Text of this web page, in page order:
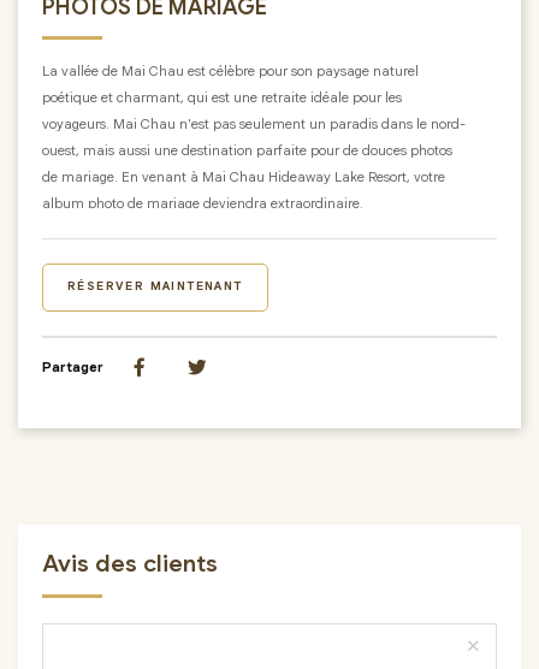
PHOTOS DE MARIAGE
La vallée de Mai Chau est célèbre pour son paysage naturel
poétique et charmant, qui est une retraite idéale pour les
voyageurs. Mai Chau n'est pas seulement un paradis dans le nord-
ouest, mais aussi une destination parfaite pour de douces photos
de mariage. En venant à Mai Chau Hideaway Lake Resort, votre
album photo de mariage deviendra extraordinaire.
conséquent, choisir cette vallée verte paradisiaque pour vos photos
de mariage lors de ce grand jour est idéal. Au milieu d'un paysage
naturel magnifique et magique, la lumière vive capturera les
sentiments d'amour les plus authentiques, sublimera les émotions,
RÉSERVER MAINTENANT
Partager
Avis des clients
close